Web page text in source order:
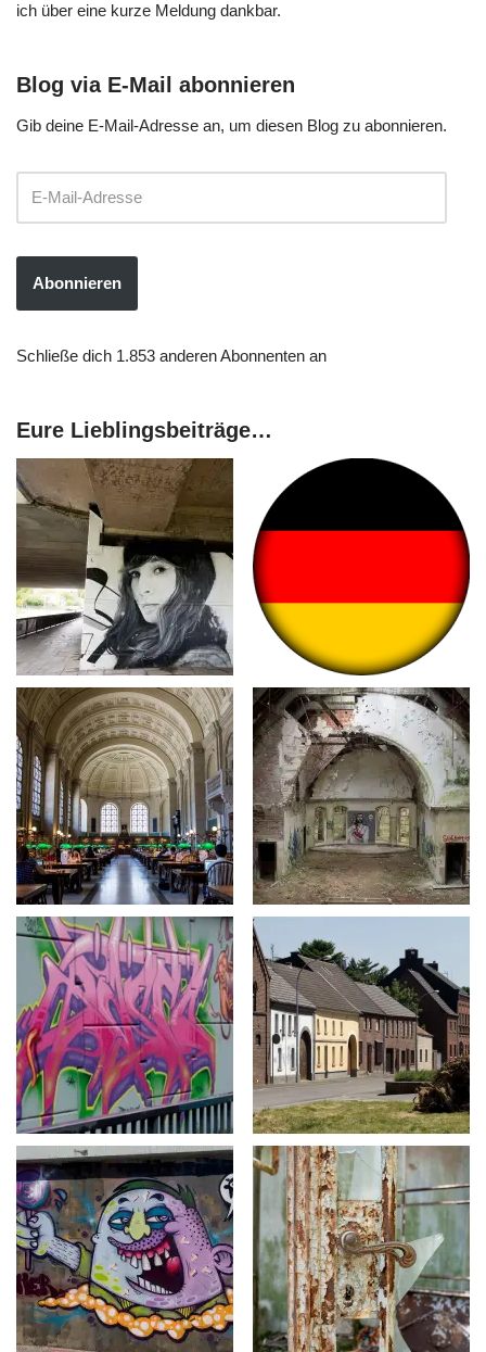
ich über eine kurze Meldung dankbar.
Blog via E-Mail abonnieren
Gib deine E-Mail-Adresse an, um diesen Blog zu abonnieren.
Abonnieren
Schließe dich 1.853 anderen Abonnenten an
Eure Lieblingsbeiträge…